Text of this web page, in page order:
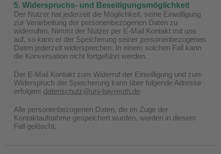
5. Widerspruchs- und Beseitigungsmöglichkeit
Der Nutzer hat jederzeit die Möglichkeit, seine Einwilligung
zur Verarbeitung der personenbezogenen Daten zu
widerrufen. Nimmt der Nutzer per E-Mail Kontakt mit uns
auf, so kann er der Speicherung seiner personenbezogenen
Daten jederzeit widersprechen. In einem solchen Fall kann
die Konversation nicht fortgeführt werden.
Der E-Mail Kontakt zum Widerruf der Einwilligung und zum
Widerspruch der Speicherung kann über folgende Adresse
erfolgen: datenschutz@uni-bayreuth.de
Alle personenbezogenen Daten, die im Zuge der
Kontaktaufnahme gespeichert wurden, werden in diesem
Fall gelöscht.